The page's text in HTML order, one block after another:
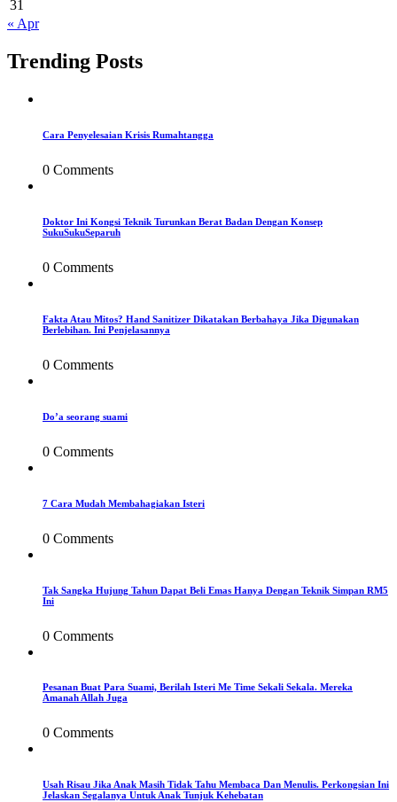
31
« Apr
Trending Posts
Cara Penyelesaian Krisis Rumahtangga
0 Comments
Doktor Ini Kongsi Teknik Turunkan Berat Badan Dengan Konsep
SukuSukuSeparuh
0 Comments
Fakta Atau Mitos? Hand Sanitizer Dikatakan Berbahaya Jika Digunakan
Berlebihan. Ini Penjelasannya
0 Comments
Do’a seorang suami
0 Comments
7 Cara Mudah Membahagiakan Isteri
0 Comments
Tak Sangka Hujung Tahun Dapat Beli Emas Hanya Dengan Teknik Simpan RM5
Ini
0 Comments
Pesanan Buat Para Suami, Berilah Isteri Me Time Sekali Sekala. Mereka
Amanah Allah Juga
0 Comments
Usah Risau Jika Anak Masih Tidak Tahu Membaca Dan Menulis. Perkongsian Ini
Jelaskan Segalanya Untuk Anak Tunjuk Kehebatan